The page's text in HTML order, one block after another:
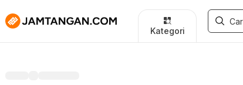
Kategori